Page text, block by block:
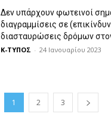
Δεν υπάρχουν φωτεινοί
διαγραμμίσεις σε
διασταυρώσεις δρόμων
Κ-ΤΥΠΟΣ - 24 Ιανουαρίου 2023
1 2 3